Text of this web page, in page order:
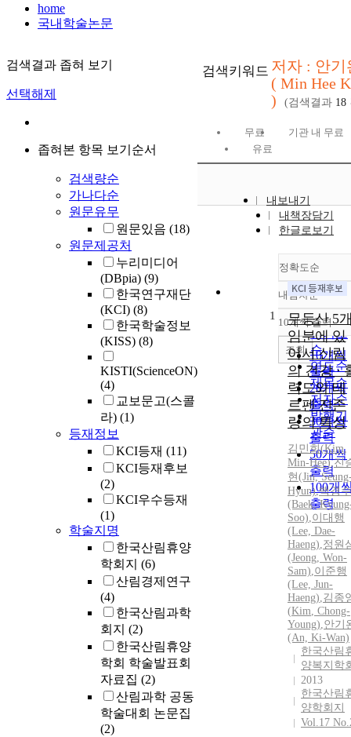
home
국내학술논문
검색결과 좁혀 보기
선택해제
좁혀본 항목 보기순서
검색량순
가나다순
원문유무
원문있음 (18)
원문제공처
누리미디어
(DBpia) (9)
한국연구재단
(KCI) (8)
한국학술정보
(KISS) (8)
KISTI(ScienceON)
(4)
교보문고(스콜
라) (1)
등재정보
KCI등재 (11)
KCI등재후보
(2)
KCI우수등재
(1)
학술지명
한국산림휴양
학회지 (6)
산림경제연구
(4)
한국산림과학
회지 (2)
한국산림휴양
학회 학술발표회
자료집 (2)
산림과학 공동
학술대회 논문집
(2)
검색키워드 저자 : 안기
( Min Hee
)
(검색결과 18
무료
기관 내 무료
유료
내보내기
내책장담기
한글로보기
정확도순
정확도
순
인기도
순
연도순
제목순
저자순
발행기
관순
내림차순
내림차
10개씩 출력
10개씩
출력
20개씩
출력
30개씩
출력
50개씩
출력
100개
출력
조회
1
무등산 5
임분에 있
어서 산림
의 건강 ·
력도와 테
르펜 잔존
량의 특성
김민희(Kim,
Min-Hee),진
현(Jin,
Hyun),백경수
(Baek,
Soo),이대행
(Lee, Dae-
Haeng),정원
(Jeong, Won-
Sam),이준행
(Lee, Jun-
Haeng),김종
(Kim, Chong-
Young),안기
(An, Ki-Wan)
한국산림
양복지학
2013
한국산림
양학회지
Vol.17